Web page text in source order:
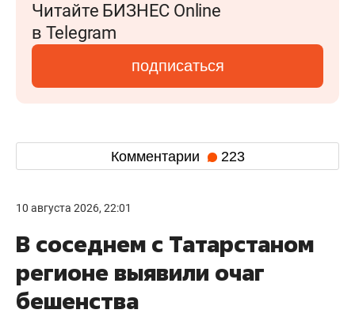
Читайте БИЗНЕС Online
в Telegram
подписаться
Комментарии 223
10 августа 2026, 22:01
В соседнем с Татарстаном
регионе выявили очаг
бешенства